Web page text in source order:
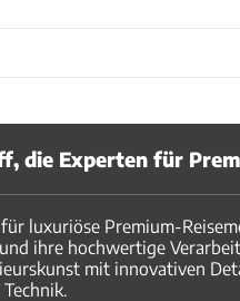
die Experten für
luxuriöse Premium-
ihre hochwertige
mit innovativen